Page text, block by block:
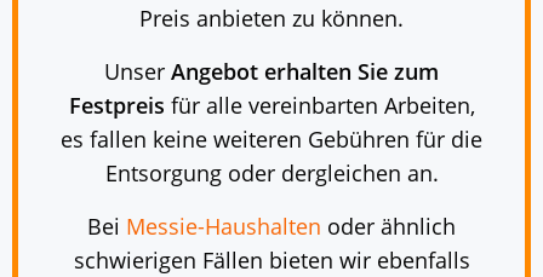
Preis anbieten zu können.
Unser Angebot erhalten Sie zum
Festpreis für alle vereinbarten Arbeiten,
es fallen keine weiteren Gebühren für die
Entsorgung oder dergleichen an.
Bei Messie-Haushalten oder ähnlich
schwierigen Fällen bieten wir ebenfalls